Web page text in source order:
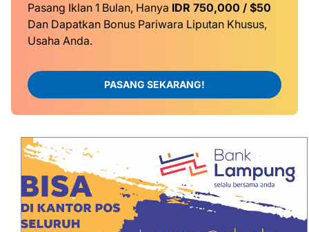
Pasang Iklan 1 Bulan, Hanya IDR 750,000 / $50
Dan Dapatkan Bonus Pariwara Liputan Khusus,
Usaha Anda.
PASANG SEKARANG!